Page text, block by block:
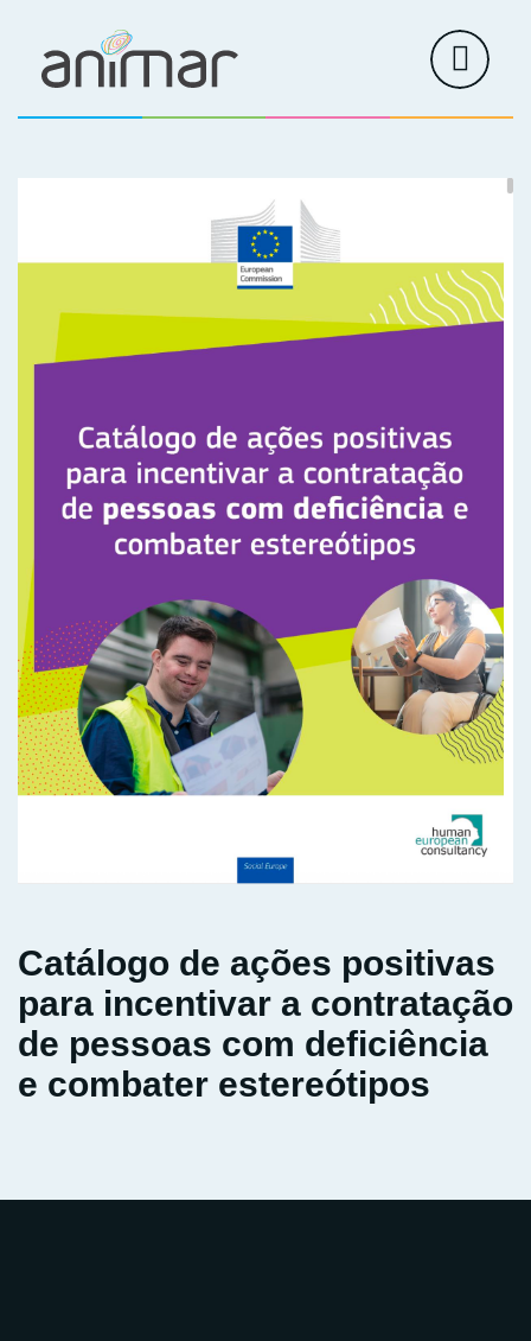
Catálogo de ações positivas
para incentivar a contratação
de pessoas com deficiência
e combater estereótipos